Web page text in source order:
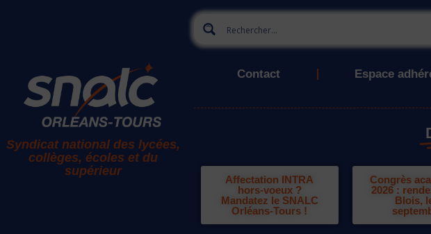
Syndicat national des lycées,
collèges, écoles et du
supérieur
Contact Espace
Affectation INTRA
hors-voeux ?
Mandatez le SNALC
Orléans-Tours !
Congrès
2026 :
Blois,